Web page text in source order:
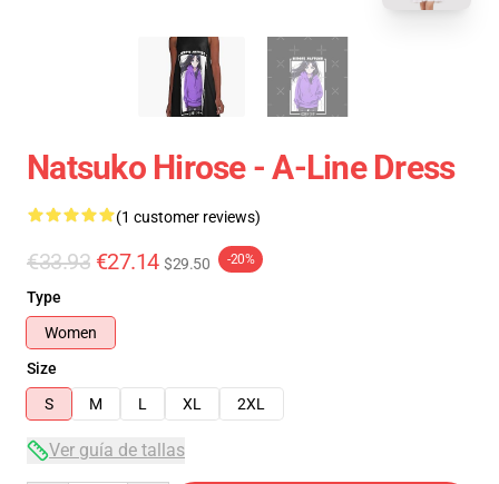
Natsuko Hirose - A-Line Dress
(1 customer reviews)
€33.93 €27.14 $29.50 -20%
Type
Women
Size
S
M L XL 2XL
Ver guía de tallas